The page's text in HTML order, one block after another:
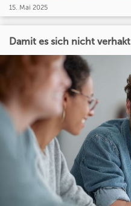
15. Mai 2025
Damit es sich nicht verhakt